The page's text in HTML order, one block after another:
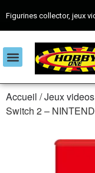
Figurines collector, jeux
Accueil /Jeux videos
Switch 2 –